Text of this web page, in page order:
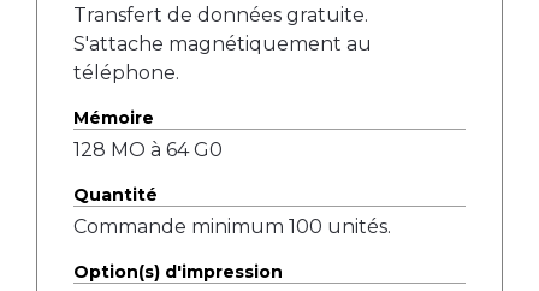
Transfert de données gratuite.
S'attache magnétiquement au
téléphone.
Mémoire
128 MO à 64 G0
Quantité
Commande minimum 100 unités.
Option(s) d'impression